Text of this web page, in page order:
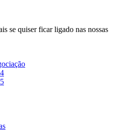
se quiser ficar ligado nas nossas